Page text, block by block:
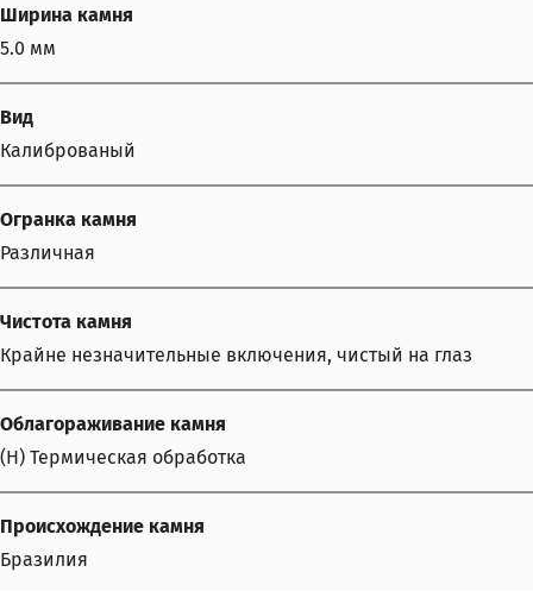
Ширина камня
5.0 мм
Вид
Калиброваный
Огранка камня
Различная
Чистота камня
Крайне незначительные включения, чистый на глаз
Облагораживание камня
(H) Термическая обработка
Происхождение камня
Бразилия